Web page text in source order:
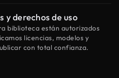
y derechos de uso
biblioteca están autorizados
licencias, modelos y
con total confianza.